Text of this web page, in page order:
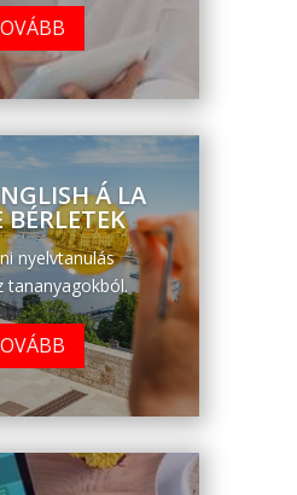
Á LA
BÉRLETEK
nyelvtanulás
tananyagokból.